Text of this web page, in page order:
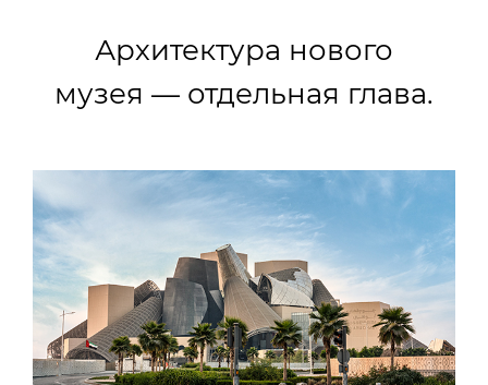
Архитектура нового
музея — отдельная глава.